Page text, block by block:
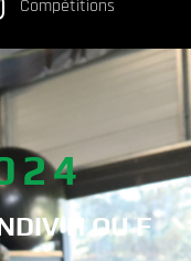
Compétitions
H OU F